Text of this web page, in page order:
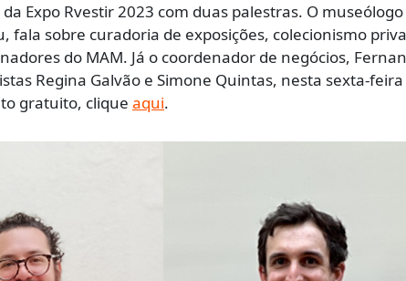
da Expo Rvestir 2023 com duas palestras. O
fala sobre curadoria de exposições, colecionismo
do MAM. Já o coordenador de negócios,
Regina Galvão e Simone Quintas, nesta sexta-
gratuito, clique aqui.